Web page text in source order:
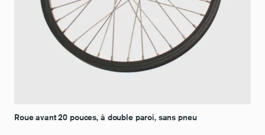
Roue avant 20 pouces, à double paroi, sans pneu